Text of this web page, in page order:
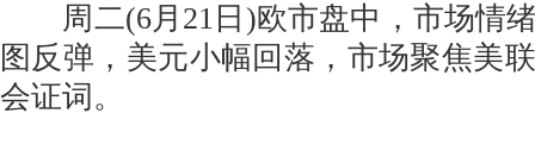
周二(6月21日)欧市盘中，市场情
图反弹，美元小幅回落，市场聚焦美
会证词。